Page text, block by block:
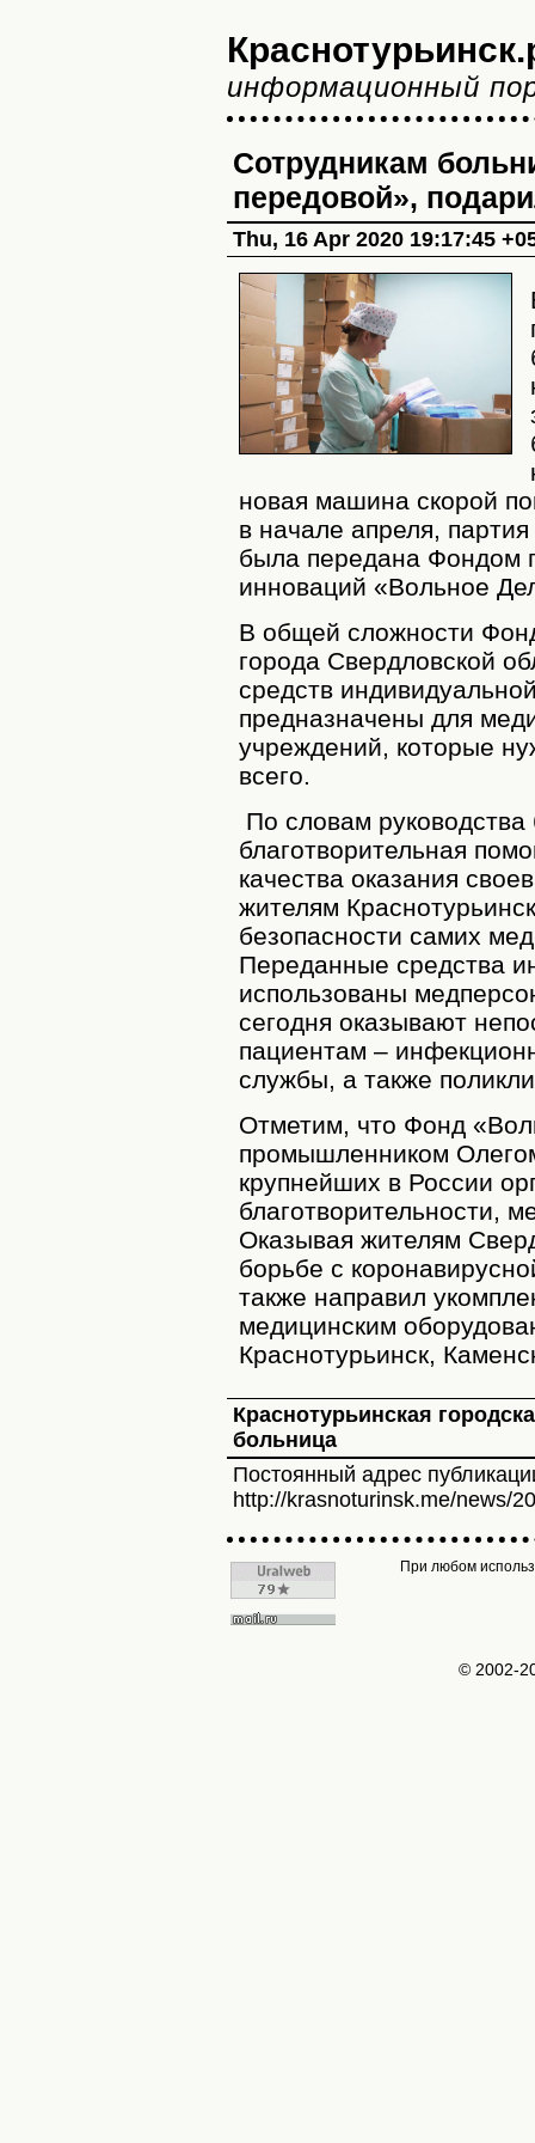
информационный
Сотрудникам
передовой»,
Thu, 16 Apr 2020 19:17:45
новая машина скорой
в начале апреля,
была передана Фондом
инноваций «Вольное
В общей сложности
города Свердловской
средств
предназначены для
учреждений, которые
всего.
По словам
благотворительная
качества оказания
жителям
безопасности самих
Переданные средства
использованы
сегодня оказывают
пациентам –
службы, а также
Отметим, что Фонд
промышленником
крупнейших в России
благотворительности,
Оказывая жителям
борьбе с
также направил
медицинским
Краснотурьинск,
Краснотурьинская
больница
Постоянный адрес
http://krasnoturinsk.me/news/
При любом
© 2002-